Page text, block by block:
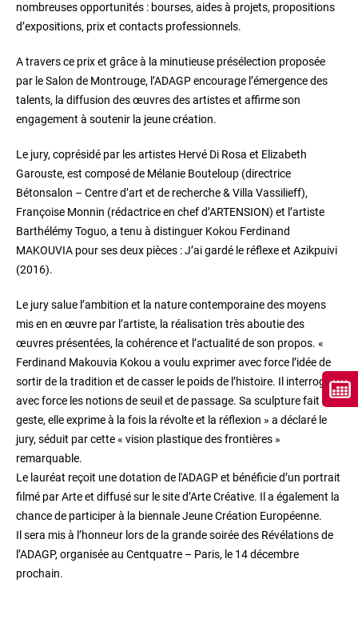
nombreuses opportunités : bourses, aides à projets, propositions
d’expositions, prix et contacts professionnels.
A travers ce prix et grâce à la minutieuse présélection proposée
par le Salon de Montrouge, l’ADAGP encourage l’émergence des
talents, la diffusion des œuvres des artistes et affirme son
engagement à soutenir la jeune création.
Le jury, coprésidé par les artistes Hervé Di Rosa et Elizabeth
Garouste, est composé de Mélanie Bouteloup (directrice
Bétonsalon – Centre d’art et de recherche & Villa Vassilieff),
Françoise Monnin (rédactrice en chef d’ARTENSION) et l’artiste
Barthélémy Toguo, a tenu à distinguer Kokou Ferdinand
MAKOUVIA pour ses deux pièces : J’ai gardé le réflexe et Azikpuivi
(2016).
Le jury salue l’ambition et la nature contemporaine des moyens
mis en en œuvre par l’artiste, la réalisation très aboutie des
œuvres présentées, la cohérence et l’actualité de son propos. «
Ferdinand Makouvia Kokou a voulu exprimer avec force l’idée de
sortir de la tradition et de casser le poids de l’histoire. Il interroge
avec force les notions de seuil et de passage. Sa sculpture fait
geste, elle exprime à la fois la révolte et la réflexion » a déclaré le
jury, séduit par cette « vision plastique des frontières »
remarquable.
Le lauréat reçoit une dotation de l'ADAGP et bénéficie d’un portrait
filmé par Arte et diffusé sur le site d’Arte Créative. Il a également la
chance de participer à la biennale Jeune Création Européenne.
Il sera mis à l’honneur lors de la grande soirée des Révélations de
l’ADAGP, organisée au Centquatre – Paris, le 14 décembre
prochain.